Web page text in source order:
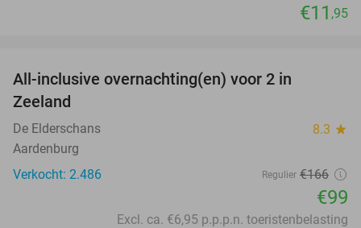
€11 ,95
All-inclusive overnachting(en) voor 2 in
Zeeland
De Elderschans 8.3 star
Aardenburg
Verkocht: 2.486
Regulier €166
€99
Excl. ca. €6,95 p.p.p.n. toeristenbelasting